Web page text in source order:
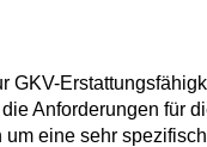
GKV-
Anforderungen für
eine sehr